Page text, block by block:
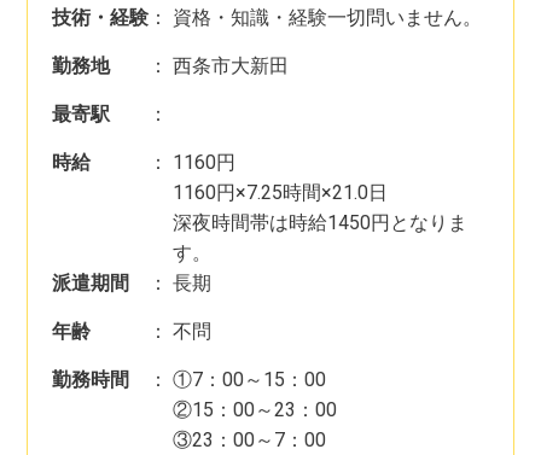
技術・経験 ： 資格・知識・経験一切問いません。
勤務地 ： 西条市大新田
最寄駅 ：
時給 ：
1160円
1160円×7.25時間×21.0日
深夜時間帯は時給1450円となりま
す。
派遣期間
： 長期
年齢 ： 不問
勤務時間 ： ①7：00～15：00
②15：00～23：00
③23：00～7：00